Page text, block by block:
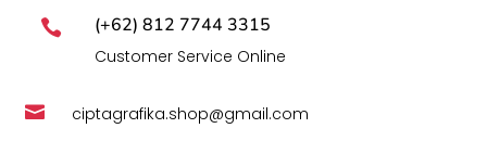
 (+62) 812 7744 3315
Customer Service Online
 ciptagrafika.shop@gmail.com